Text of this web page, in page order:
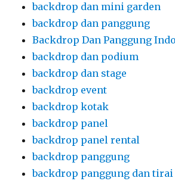
backdrop dan mini garden
backdrop dan panggung
Backdrop Dan Panggung
backdrop dan podium
backdrop dan stage
backdrop event
backdrop kotak
backdrop panel
backdrop panel rental
backdrop panggung
backdrop panggung dan